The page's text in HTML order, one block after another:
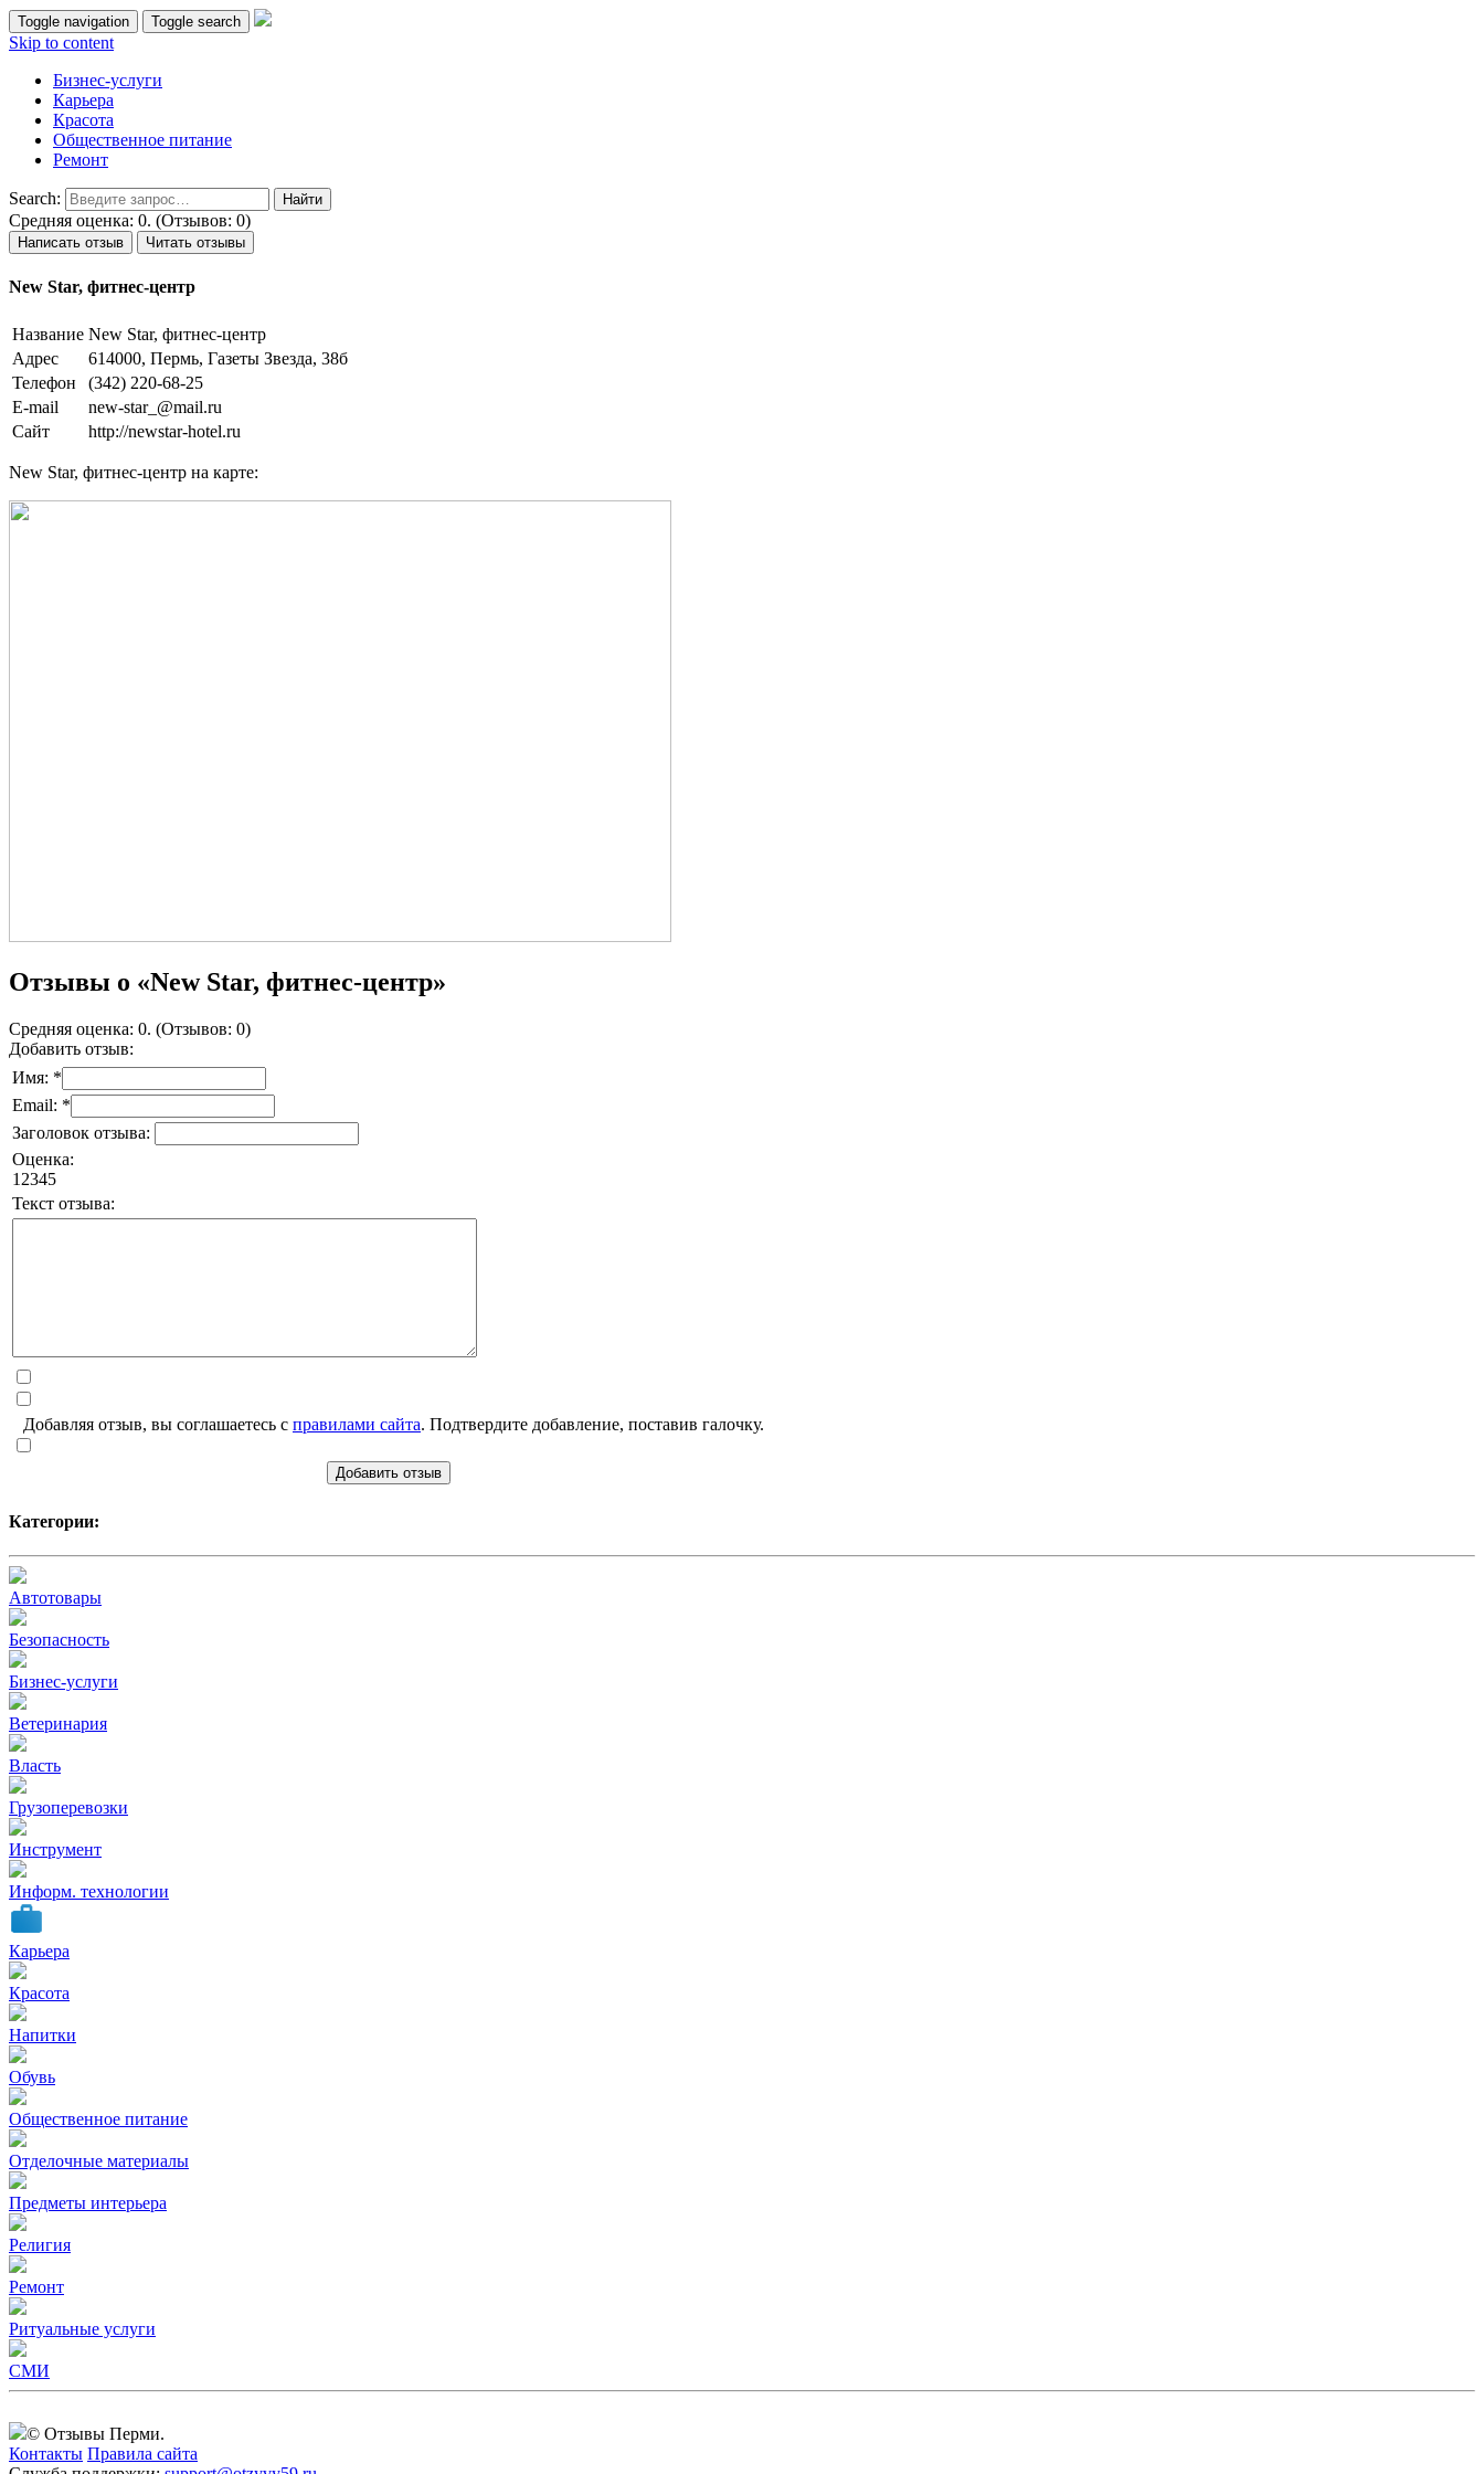
Toggle navigation Toggle search
Skip to content
Бизнес-услуги
Карьера
Красота
Общественное питание
Ремонт
Search:
Средняя оценка: 0. (Отзывов: 0)
Написать отзыв Читать отзывы
New Star, фитнес-центр
Название New Star, фитнес-центр
Адрес
614000, Пермь, Газеты Звезда, 38б
Телефон
(342) 220-68-25
E-mail
new-star_@mail.ru
Сайт
http://newstar-hotel.ru
New Star, фитнес-центр на карте:
Отзывы о «New Star, фитнес-центр»
Средняя оценка: 0. (Отзывов: 0)
Добавить отзыв:
Имя: *
Email: *
Заголовок отзыва:
Оценка:
1 2345
Текст отзыва:
Добавляя отзыв, вы соглашаетесь с правилами сайта. Подтвердите добавление, поставив галочку.
Добавить отзыв
Категории:
Автотовары
Безопасность
Бизнес-услуги
Ветеринария
Власть
Грузоперевозки
Инструмент
Информ. технологии
Карьера
Красота
Напитки
Обувь
Общественное питание
Отделочные материалы
Предметы интерьера
Религия
Ремонт
Ритуальные услуги
СМИ
© Отзывы Перми.
Контакты Правила сайта